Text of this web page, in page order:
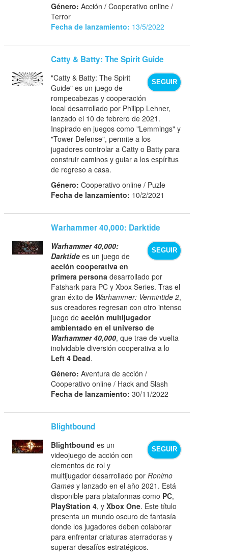
Género: Acción / Cooperativo online /
Terror
Fecha de lanzamiento: 13/5/2022
Catty & Batty: The Spirit Guide
SEGUIR
"Catty & Batty: The Spirit
Guide" es un juego de
rompecabezas y cooperación
local desarrollado por Philipp Lehner,
lanzado el 10 de febrero de 2021.
Inspirado en juegos como "Lemmings" y
"Tower Defense", permite a los
jugadores controlar a Catty o Batty para
construir caminos y guiar a los espíritus
de regreso a casa.
Género: Cooperativo online / Puzle
Fecha de lanzamiento: 10/2/2021
Warhammer 40,000: Darktide
SEGUIR
Warhammer 40,000:
Darktide es un juego de
acción cooperativa en
primera persona desarrollado por
Fatshark para PC y Xbox Series. Tras el
gran éxito de Warhammer: Vermintide 2,
sus creadores regresan con otro intenso
juego deacción multijugador
ambientado en el universo de
Warhammer 40,000, que trae de vuelta
inolvidable diversión cooperativa a lo
Left 4 Dead.
Género: Aventura de acción /
Cooperativo online / Hack and Slash
Fecha de lanzamiento: 30/11/2022
Blightbound
SEGUIR
Blightbound es un
videojuego de acción con
elementos de rol y
multijugador desarrollado por Ronimo
Games y lanzado en el año 2021. Está
disponible para plataformas como PC,
PlayStation 4, yXbox One. Este título
presenta un mundo oscuro de fantasía
donde los jugadores deben colaborar
para enfrentar criaturas aterradoras y
superar desafíos estratégicos.